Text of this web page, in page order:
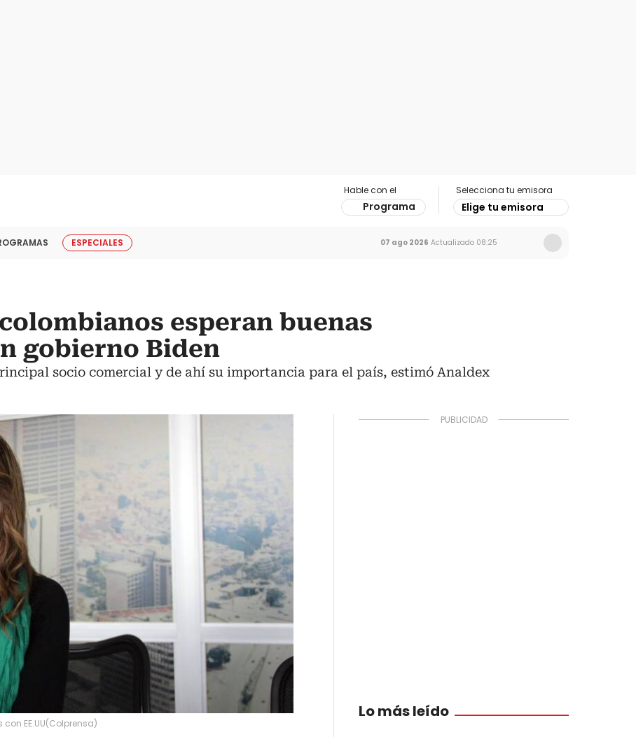
Hable con el
Programa
Selecciona tu emisora
Elige tu emisora
ESPECIALES 07 ago 2026 Actualizado 08:25
esperan buenas
gobierno Biden
socio comercial y de ahí su importancia para el país, estimó Analdex
EE.UU(Colprensa)
Lo más leído